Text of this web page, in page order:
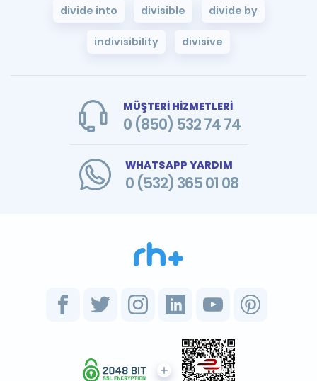
divide into divisible divide by
indivisibility divisive
MÜŞTERİ HİZMETLERİ
0 (850) 532 74 74
WHATSAPP YARDIM
0 (532) 365 01 08